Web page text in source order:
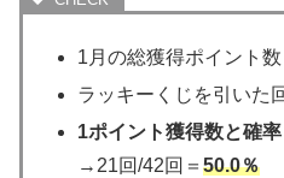
1月の総獲得ポイント
ラッキーくじを引いた
1ポイント獲得数と確率
→21回/42回＝50.0％